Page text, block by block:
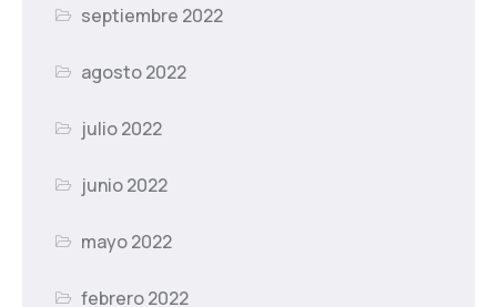
septiembre 2022
agosto 2022
julio 2022
junio 2022
mayo 2022
febrero 2022